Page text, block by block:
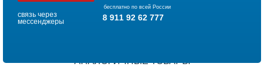
бесплатно по всей России
связь через
мессенджеры
8 911 92 62 777
АНАЛОГИЧНЫЕ ТОВАРЫ